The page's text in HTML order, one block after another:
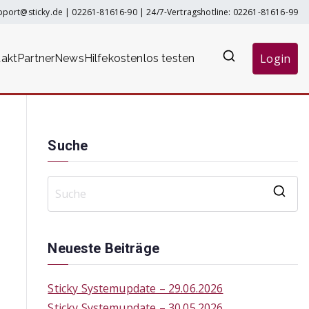
| 02261-81616-90| 24/7-Vertragshotline: 02261-81616-99
PartnerNewsHilfekostenlos testen Login
Suche
r
Neueste Beiträge
Sticky Systemupdate – 29.06.2026